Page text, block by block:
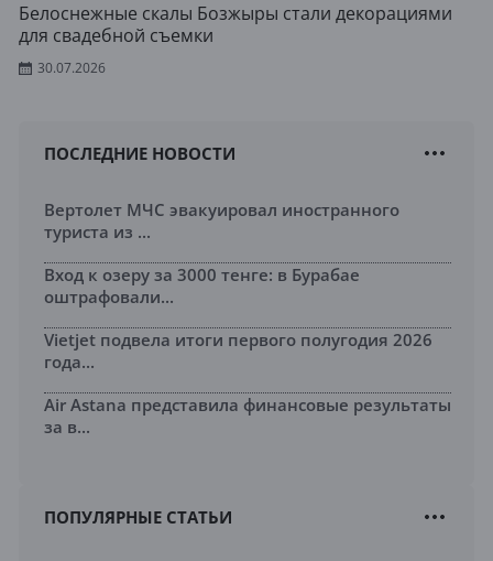
Белоснежные скалы Бозжыры стали декорациями
для свадебной съемки
30.07.2026
ПОСЛЕДНИЕ НОВОСТИ
Вертолет МЧС эвакуировал иностранного
туриста из ...
Вход к озеру за 3000 тенге: в Бурабае
оштрафовали...
Vietjet подвела итоги первого полугодия 2026
года...
Air Astana представила финансовые результаты
за в...
ПОПУЛЯРНЫЕ СТАТЬИ